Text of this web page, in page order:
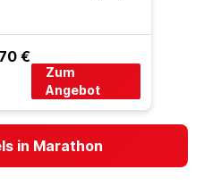
€
Zum
Angebot
in Marathon